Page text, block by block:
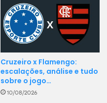
Cruzeiro x Flamengo:
escalações, análise e tudo
sobre o jogo…
10/08/2026